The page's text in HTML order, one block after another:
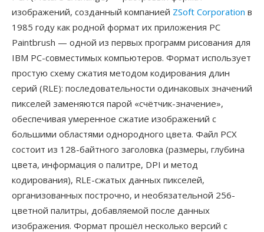
изображений, созданный компанией ZSoft Corporation в
1985 году как родной формат их приложения PC
Paintbrush — одной из первых программ рисования для
IBM PC-совместимых компьютеров. Формат использует
простую схему сжатия методом кодирования длин
серий (RLE): последовательности одинаковых значений
пикселей заменяются парой «счётчик-значение»,
обеспечивая умеренное сжатие изображений с
большими областями однородного цвета. Файл PCX
состоит из 128-байтного заголовка (размеры, глубина
цвета, информация о палитре, DPI и метод
кодирования), RLE-сжатых данных пикселей,
организованных построчно, и необязательной 256-
цветной палитры, добавляемой после данных
изображения. Формат прошёл несколько версий с